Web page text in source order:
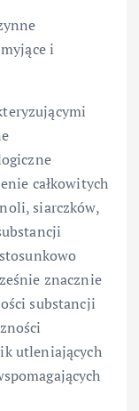
i
całkowitych
siarczków,
znacznie
substancji
utleniających